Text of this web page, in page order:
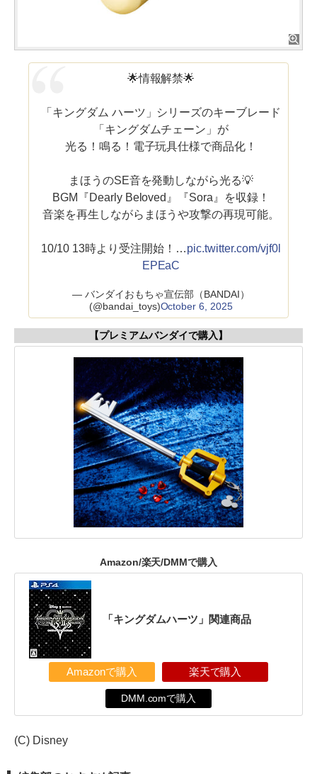
🌟情報解禁🌟
「キングダム ハーツ」シリーズのキーブレード
「キングダムチェーン」が
光る！鳴る！電子玩具仕様で商品化！
まほうのSE音を発動しながら光る💡
BGM『Dearly Beloved』『Sora』を収録！
音楽を再生しながらまほうや攻撃の再現可能。
10/10 13時より受注開始！…pic.twitter.com/vjf0l
EPEaC
— バンダイおもちゃ宣伝部（BANDAI）
(@bandai_toys)October 6, 2025
【プレミアムバンダイで購入】
Amazon/楽天/DMMで購入
「キングダムハーツ」関連商品
Amazonで購入 楽天で購入
DMM.comで購入
(C) Disney